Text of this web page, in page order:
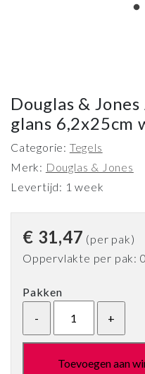
Douglas &
glans 6,2x25cm
Categorie: Tegels
Merk: Douglas & Jones
Levertijd: 1 week
€ 31,47 (per pak)
Oppervlakte per pak:
Pakken
Toevoegen aan